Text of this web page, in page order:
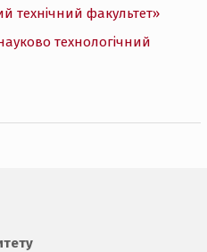
технічний факультет»
технологічний